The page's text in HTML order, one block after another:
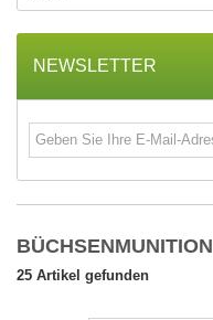
NEWSLETTER
BÜCHSENMUNITION
25 Artikel gefunden